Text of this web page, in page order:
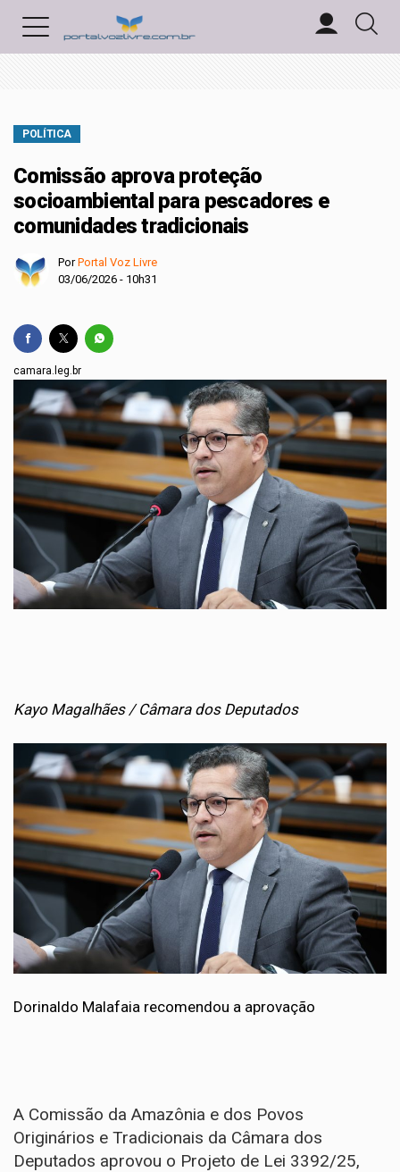
POLÍTICA
Comissão aprova proteção
socioambiental para pescadores e
comunidades tradicionais
PorPortal Voz Livre
03/06/2026 - 10h31
camara.leg.br
Kayo Magalhães / Câmara dos Deputados
Dorinaldo Malafaia recomendou a aprovação
A Comissão da Amazônia e dos Povos
Originários e Tradicionais da Câmara dos
Deputados aprovou o Projeto de Lei 3392/25,